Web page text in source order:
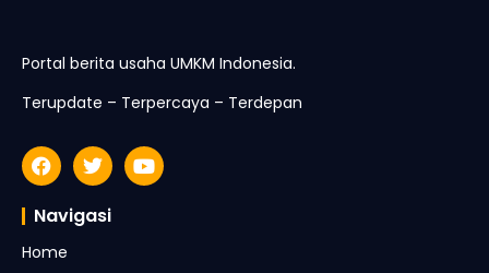
Portal berita usaha UMKM Indonesia.
Terupdate – Terpercaya – Terdepan
Navigasi
Home